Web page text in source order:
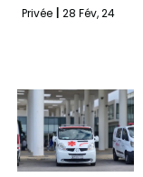
Privée
28 Fév, 24